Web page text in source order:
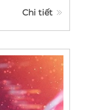
Chi tiết